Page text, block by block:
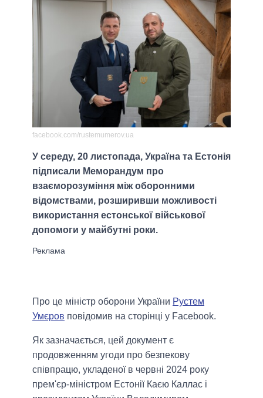
facebook.com/rustemumerov.ua
У середу, 20 листопада, Україна та Естонія
підписали Меморандум про
взаєморозуміння між оборонними
відомствами, розширивши можливості
використання естонської військової
допомоги у майбутні роки.
Про це міністр оборони України Рустем
Умєров повідомив на сторінці у Fаcebook.
Як зазначається, цей документ є
продовженням угоди про безпекову
співпрацю, укладеної в червні 2024 року
прем'єр-міністром Естонії Каєю Каллас і